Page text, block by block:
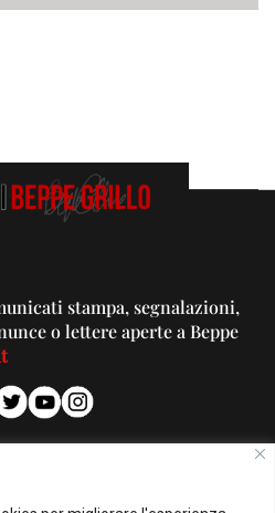
stampa, segnalazioni,
o lettere aperte a Beppe
PUBBLICITA'
la tua pubblicità su questo Blog: